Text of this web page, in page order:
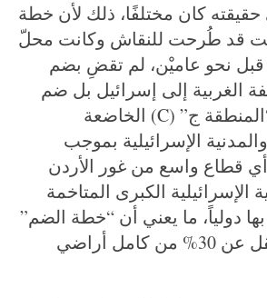
حقيقته كان مختلفًا، ذلك لأن خطة
قد طُرحت للنقاش وكانت محلّ
قبل نحو عاميْن، لم تقضِ بضم
الغربية إلى إسرائيل بل ضم
جزء من أراضي “المنطقة ج” (C) الخاضعة
الإسرائيلية بموجب
أي قطاع واسع من غور الأردن
الإسرائيلية الكبرى المتاخمة
دولياً، ما يعني أن “خطة الضم”
لم تشمل إلا ما يقل عن 30% من كامل أراضي